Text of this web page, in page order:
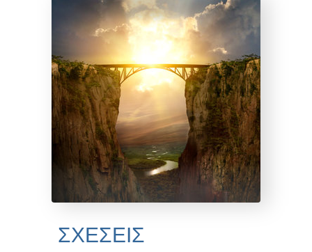
ΣΧΕΣΕΙΣ